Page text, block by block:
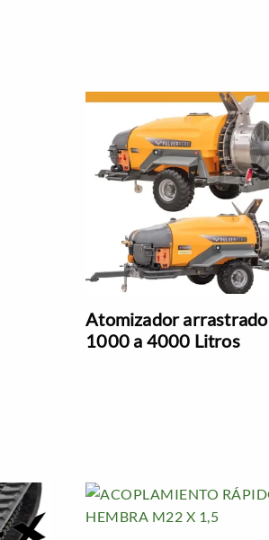
Atomizador arrastrado
1000 a 4000 Litros